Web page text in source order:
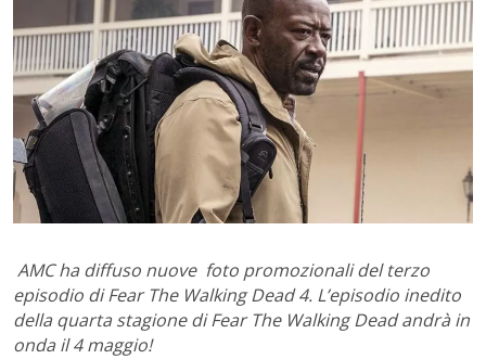
AMC ha diffuso nuove foto promozionali del terzo
episodio di Fear The Walking Dead 4. L’episodio inedito
della quarta stagione di Fear The Walking Dead andrà in
onda il 4 maggio!